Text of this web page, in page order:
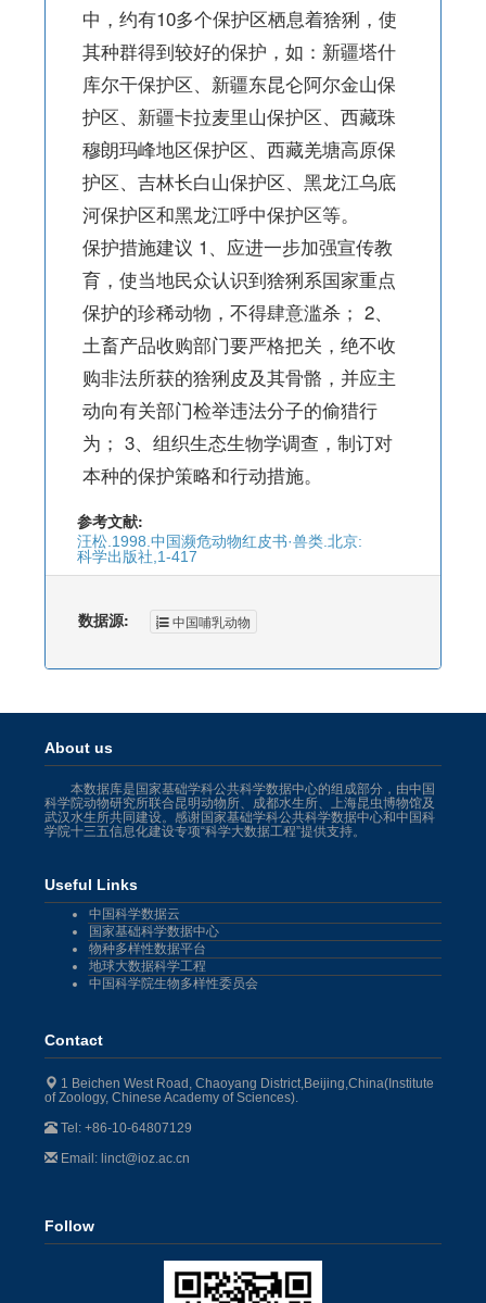
中，约有10多个保护区栖息着猞猁，使
其种群得到较好的保护，如：新疆塔什
库尔干保护区、新疆东昆仑阿尔金山保
护区、新疆卡拉麦里山保护区、西藏珠
穆朗玛峰地区保护区、西藏羌塘高原保
护区、吉林长白山保护区、黑龙江乌底
河保护区和黑龙江呼中保护区等。
保护措施建议 1、应进一步加强宣传教
育，使当地民众认识到猞猁系国家重点
保护的珍稀动物，不得肆意滥杀； 2、
土畜产品收购部门要严格把关，绝不收
购非法所获的猞猁皮及其骨骼，并应主
动向有关部门检举违法分子的偷猎行
为； 3、组织生态生物学调查，制订对
本种的保护策略和行动措施。
参考文献:
汪松.1998.中国濒危动物红皮书·兽类.北京:
科学出版社,1-417
数据源: 中国哺乳动物
About us
本数据库是国家基础学科公共科学数据中心的组成部分，由中国
科学院动物研究所联合昆明动物所、成都水生所、上海昆虫博物馆及
武汉水生所共同建设。感谢国家基础学科公共科学数据中心和中国科
学院十三五信息化建设专项“科学大数据工程”提供支持。
Useful Links
中国科学数据云
国家基础科学数据中心
物种多样性数据平台
地球大数据科学工程
中国科学院生物多样性委员会
Contact
1 Beichen West Road, Chaoyang District,Beijing,China(Institute
of Zoology, Chinese Academy of Sciences).
Tel: +86-10-64807129
Email: linct@ioz.ac.cn
Follow